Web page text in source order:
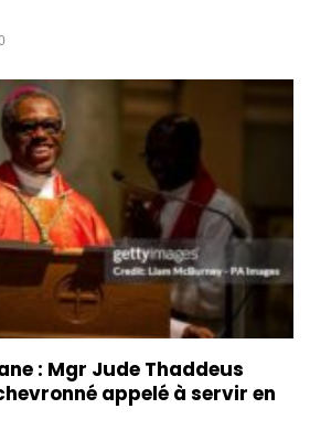
: Mgr Jude Thaddeus
appelé à servir en